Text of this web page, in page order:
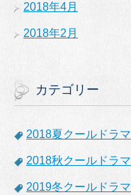
2018年4月
2018年2月
カテゴリー
2018夏クールドラマ
2018秋クールドラマ
2019冬クールドラマ